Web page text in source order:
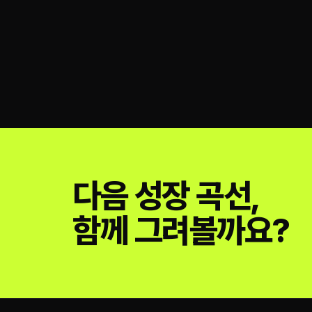
다음 성장 곡선,
함께 그려볼까요?